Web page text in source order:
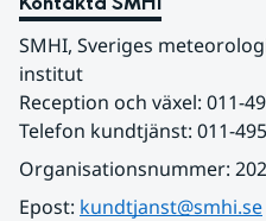
SMHI, Sveriges
institut
Reception och växel: 011-
Telefon kundtjänst: 011-
Organisationsnummer:
Epost: kundtjanst@smhi.se